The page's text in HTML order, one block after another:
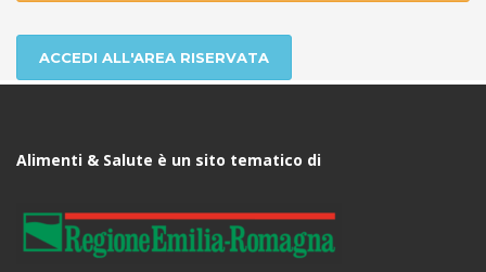
ACCEDI ALL'AREA RISERVATA
Alimenti & Salute è un sito tematico di